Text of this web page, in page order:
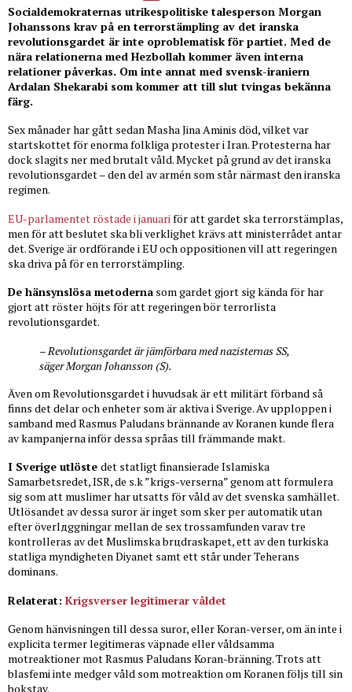
Socialdemokraternas utrikespolitiske talesperson Morgan
Johanssons krav på en terrorstämpling av det iranska
revolutionsgardet är inte oproblematisk för partiet. Med de
nära relationerna med Hezbollah kommer även interna
relationer påverkas. Om inte annat med svensk-iraniern
Ardalan Shekarabi som kommer att till slut tvingas bekänna
färg.
Sex månader har gått sedan Masha Jina Aminis död, vilket var
startskottet för enorma folkliga protester i Iran. Protesterna har
dock slagits ner med brutalt våld. Mycket på grund av det iranska
revolutionsgardet – den del av armén som står närmast den iranska
regimen.
EU-parlamentet röstade i januari för att gardet ska terrorstämplas,
men för att beslutet ska bli verklighet krävs att ministerrådet antar
det. Sverige är ordförande i EU och oppositionen vill att regeringen
ska driva på för en terrorstämpling.
De hänsynslösa metoderna som gardet gjort sig kända för har
gjort att röster höjts för att regeringen bör terrorlista
revolutionsgardet.
– Revolutionsgardet är jämförbara med nazisternas SS,
säger Morgan Johansson (S).
Även om Revolutionsgardet i huvudsak är ett militärt förband så
finns det delar och enheter som är aktiva i Sverige. Av upploppen i
samband med Rasmus Paludans brännande av Koranen kunde flera
av kampanjerna inför dessa språas till främmande makt.
I Sverige utlöste det statligt finansierade Islamiska
Samarbetsrеdet, ISR, de s.k ”krigs-verserna” genom att formulera
sig som att muslimer har utsatts för våld av det svenska samhället.
Utlösandet av dessa suror är inget som sker per automatik utan
efter överlдggningar mellan de sex trossamfunden varav trе
kontrolleras av det Muslimska brцdraskapet, ett av den turkiska
statliga myndigheten Diyanet samt ett står under Teherans
dominans.
Relaterat: Krigsverser legitimerar våldet
Genom hänvisningen till dessa suror, eller Koran-verser, om än inte i
explicita termer legitimeras väpnade eller våldsamma
motreaktioner mot Rasmus Paludans Koran-bränning. Trots att
blasfemi inte medger våld som motreaktion om Koranen följs till sin
bokstav.